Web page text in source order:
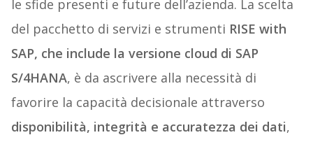
le sfide presenti e future dell’azienda. La scelta
del pacchetto di servizi e strumenti RISE with
SAP, che include la versione cloud di SAP
S/4HANA, è da ascrivere alla necessità di
favorire la capacità decisionale attraverso
disponibilità, integrità e accuratezza dei dati,